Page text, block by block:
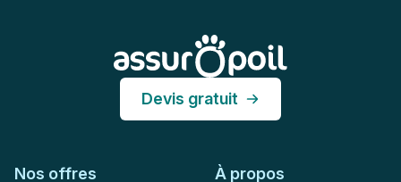
Devis gratuit
Nos offres À propos